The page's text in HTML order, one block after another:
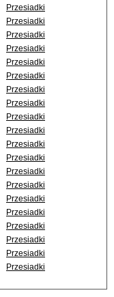
Przesiadki
Przesiadki
Przesiadki
Przesiadki
Przesiadki
Przesiadki
Przesiadki
Przesiadki
Przesiadki
Przesiadki
Przesiadki
Przesiadki
Przesiadki
Przesiadki
Przesiadki
Przesiadki
Przesiadki
Przesiadki
Przesiadki
Przesiadki